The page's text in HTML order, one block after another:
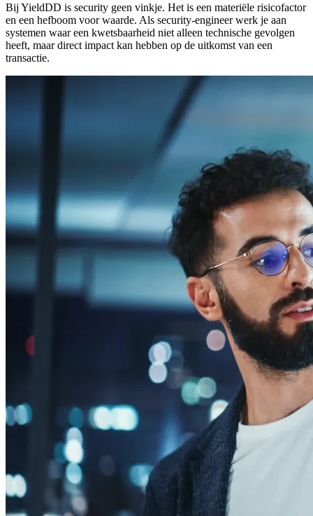
Bij YieldDD is security geen vinkje. Het is een materiële risicofactor
en een hefboom voor waarde. Als security-engineer werk je aan
systemen waar een kwetsbaarheid niet alleen technische gevolgen
heeft, maar direct impact kan hebben op de uitkomst van een
transactie.